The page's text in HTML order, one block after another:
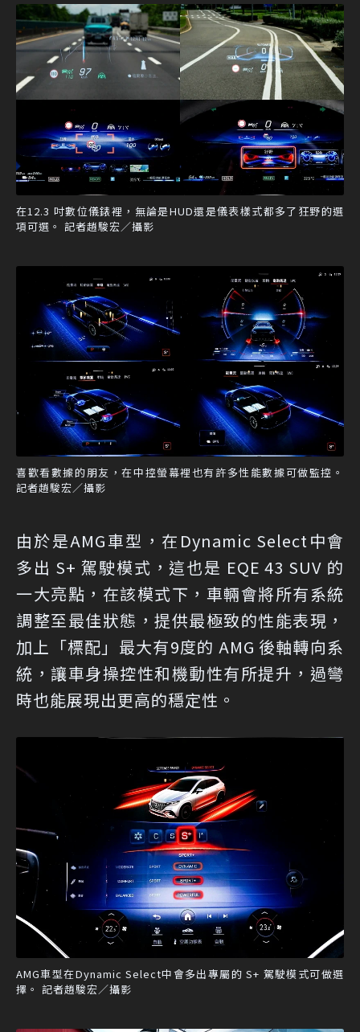
在12.3 吋數位儀錶裡，無論是HUD還是儀表樣式都多了狂野的選
項可選。 記者趙駿宏／攝影
喜歡看數據的朋友，在中控螢幕裡也有許多性能數據可做監控。
記者趙駿宏／攝影
由於是AMG車型，在Dynamic Select中會
多出 S+ 駕駛模式，這也是 EQE 43 SUV 的
一大亮點，在該模式下，車輛會將所有系統
調整至最佳狀態，提供最極致的性能表現，
加上「標配」最大有9度的 AMG 後軸轉向系
統，讓車身操控性和機動性有所提升，過彎
時也能展現出更高的穩定性。
AMG車型在Dynamic Select中會多出專屬的 S+ 駕駛模式可做選
擇。 記者趙駿宏／攝影